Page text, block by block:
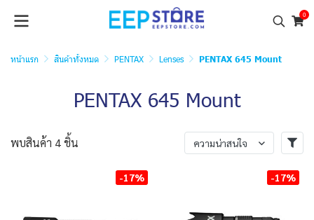
0
หน้าแรก สินค้าทั้งหมด PENTAX Lenses PENTAX 645 Mount
PENTAX 645 Mount
พบสินค้า 4 ชิ้น ความน่าสนใจ
-17% -17%